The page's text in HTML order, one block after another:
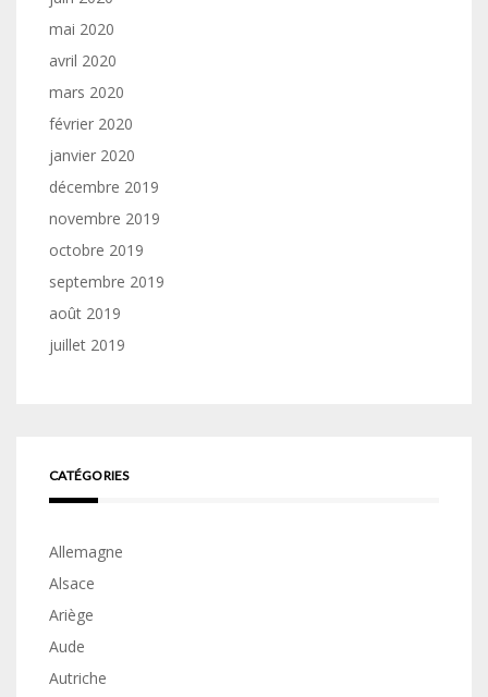
mai 2020
avril 2020
mars 2020
février 2020
janvier 2020
décembre 2019
novembre 2019
octobre 2019
septembre 2019
août 2019
juillet 2019
CATÉGORIES
Allemagne
Alsace
Ariège
Aude
Autriche